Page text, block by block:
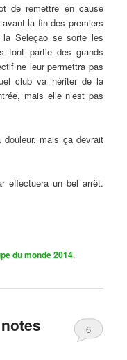
de remettre en cause
la fin des premiers
Seleçao se sorte les
font partie des grands
ne leur permettra pas
club va hériter de la
mais elle n’est pas
douleur, mais ça devrait
effectuera un bel arrêt.
du monde 2014,
6